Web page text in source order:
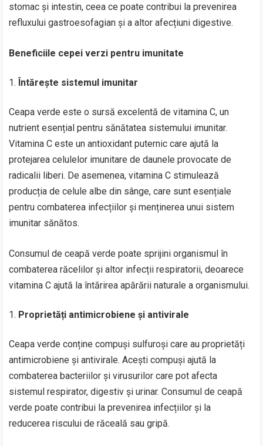
stomac și intestin, ceea ce poate contribui la prevenirea
refluxului gastroesofagian și a altor afecțiuni digestive.
Beneficiile cepei verzi pentru imunitate
Întărește sistemul imunitar
Ceapa verde este o sursă excelentă de vitamina C, un
nutrient esențial pentru sănătatea sistemului imunitar.
Vitamina C este un antioxidant puternic care ajută la
protejarea celulelor imunitare de daunele provocate de
radicalii liberi. De asemenea, vitamina C stimulează
producția de celule albe din sânge, care sunt esențiale
pentru combaterea infecțiilor și menținerea unui sistem
imunitar sănătos.
Consumul de ceapă verde poate sprijini organismul în
combaterea răcelilor și altor infecții respiratorii, deoarece
vitamina C ajută la întărirea apărării naturale a organismului.
Proprietăți antimicrobiene și antivirale
Ceapa verde conține compuși sulfuroși care au proprietăți
antimicrobiene și antivirale. Acești compuși ajută la
combaterea bacteriilor și virusurilor care pot afecta
sistemul respirator, digestiv și urinar. Consumul de ceapă
verde poate contribui la prevenirea infecțiilor și la
reducerea riscului de răceală sau gripă.